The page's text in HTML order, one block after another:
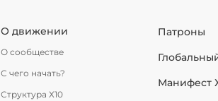
О движении
О сообществе
С чего начать?
Структура Х10
Патроны
Манифест